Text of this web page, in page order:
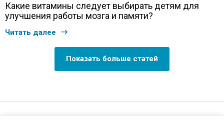
Какие витамины следует выбирать детям для
улучшения работы мозга и памяти?
Читать далее
Показать больше статей